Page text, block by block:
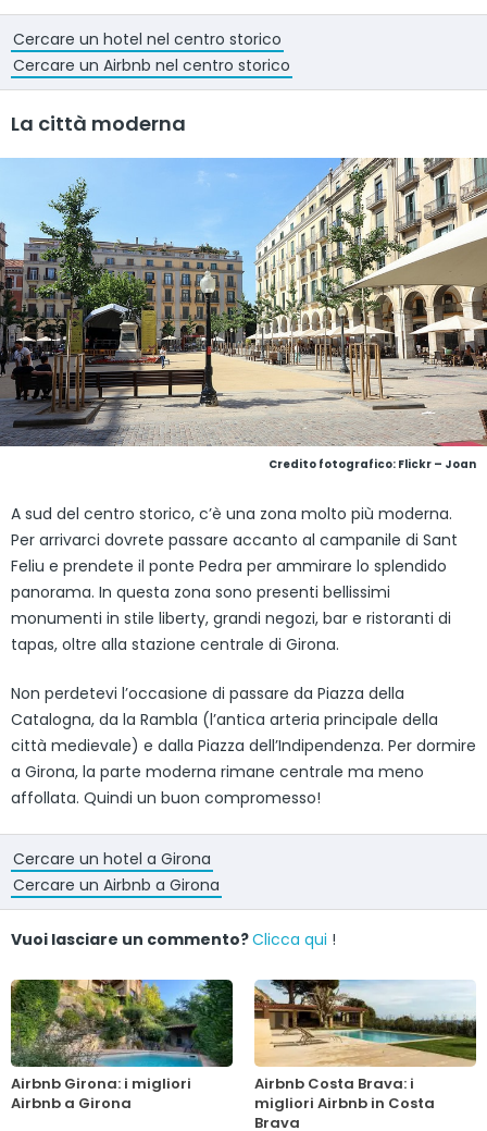
Cercare un hotel nel centro storico
Cercare un Airbnb nel centro storico
La città moderna
Credito fotografico: Flickr – Joan
A sud del centro storico, c’è una zona molto più moderna.
Per arrivarci dovrete passare accanto al campanile di Sant
Feliu e prendete il ponte Pedra per ammirare lo splendido
panorama. In questa zona sono presenti bellissimi
monumenti in stile liberty, grandi negozi, bar e ristoranti di
tapas, oltre alla stazione centrale di Girona.
Non perdetevi l’occasione di passare da Piazza della
Catalogna, da la Rambla (l’antica arteria principale della
città medievale) e dalla Piazza dell’Indipendenza. Per dormire
a Girona, la parte moderna rimane centrale ma meno
affollata. Quindi un buon compromesso!
Cercare un hotel a Girona
Cercare un Airbnb a Girona
Vuoi lasciare un commento?Clicca qui !
Airbnb Girona: i migliori
Airbnb a Girona
Airbnb Costa Brava: i
migliori Airbnb in Costa
Brava